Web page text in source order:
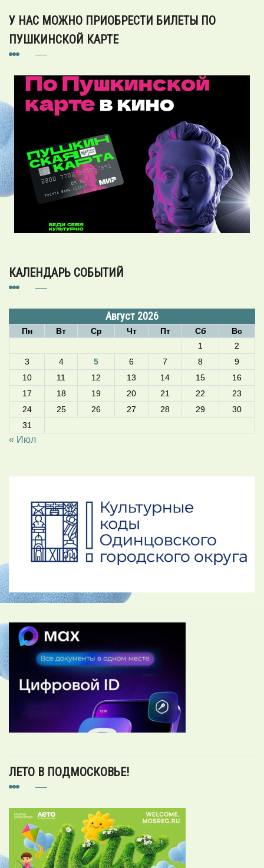
У НАС МОЖНО ПРИОБРЕСТИ БИЛЕТЫ ПО
ПУШКИНСКОЙ КАРТЕ
КАЛЕНДАРЬ СОБЫТИЙ
Август 2026
Пн Вт Ср Чт Пт Сб
Вс
1
2
3
4 5 6 7 8
9
10
11 12 13 14 15
16
17
18 19 20 21 22
23
24
25 26 27 28 29
30
31
« Июл
ЛЕТО В ПОДМОСКОВЬЕ!